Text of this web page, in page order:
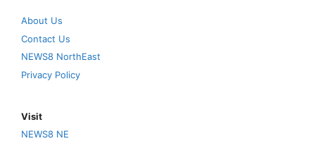
About Us
Contact Us
NEWS8 NorthEast
Privacy Policy
Visit
NEWS8 NE